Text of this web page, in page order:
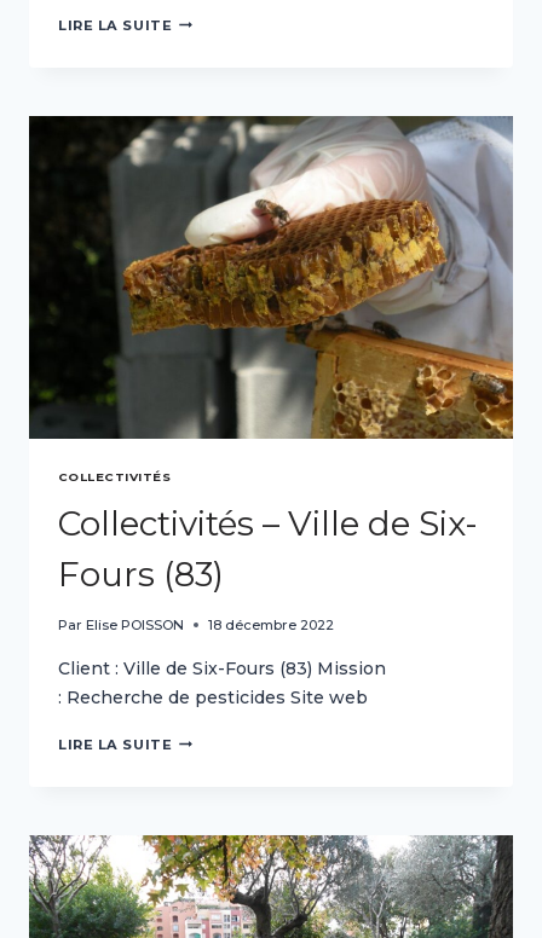
LIRE LA SUITE COLLECTIVITÉS
VAR
COLLECTIVITÉS
Collectivités – Ville de Six-
Fours (83)
Par Elise POISSON 18 décembre 2022
Client : Ville de Six-Fours (83) Mission
: Recherche de pesticides Site web
LIRE LA SUITE COLLECTIVITÉS
FOURS
(83)